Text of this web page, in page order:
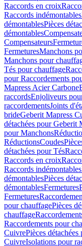
Raccords en croix
Raccords indémontables
démontablesPièces
démontables
Compensateurs
FermeturesManchons
Manchons pour
Tés pour chauffage
pour Raccordements
Mapress Acier Carbone
raccordsEnjoliveurs
raccordementsJoints
brideGeberit Mapress
détachées pour Geberit
pour Manchons
RéductionsCoudes
détachées pour Tés
Raccords en croix
Raccords indémontables
démontablesPièces
démontablesFermetures
Fermetures
pour chauffagePièces
chauffage
Raccordements pour
CuivrePièces
CuivreIsolations pour